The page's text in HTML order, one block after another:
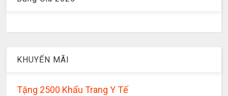
KHUYẾN MÃI
Tặng 2500 Khẩu Trang Y Tế